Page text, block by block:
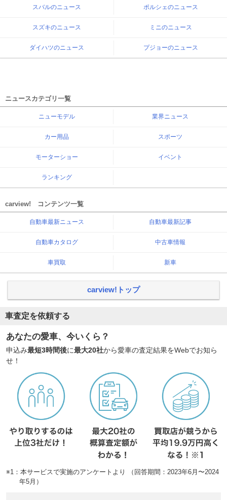
スバルのニュース ポルシェのニュース
スズキのニュース ミニのニュース
ダイハツのニュース プジョーのニュース
ニュースカテゴリ一覧
ニューモデル 業界ニュース
カー用品 スポーツ
モーターショー イベント
ランキング
carview! コンテンツ一覧
自動車最新ニュース 自動車最新記事
自動車カタログ 中古車情報
車買取 新車
carview!トップ
車査定を依頼する
あなたの愛車、今いくら？
申込み最短3時間後に最大20社から愛車の査定結果をWebでお知ら
せ！
※1：本サービスで実施のアンケートより （回答期間：2023年6月〜2024
年5月）